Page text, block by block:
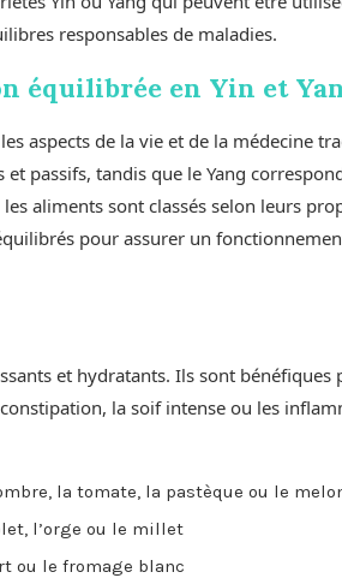
responsables de maladies.
équilibrée en Yin et
aspects de la vie et de la médecine
passifs, tandis que le Yang
aliments sont classés selon leurs
pour assurer un
et hydratants. Ils sont bénéfiques
la soif intense ou les
la tomate, la pastèque ou le
l’orge ou le millet
ou le fromage blanc